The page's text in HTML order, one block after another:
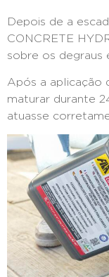
Depois de a
CONCRETE
sobre os degraus
Após a aplicação
maturar durante
atuasse